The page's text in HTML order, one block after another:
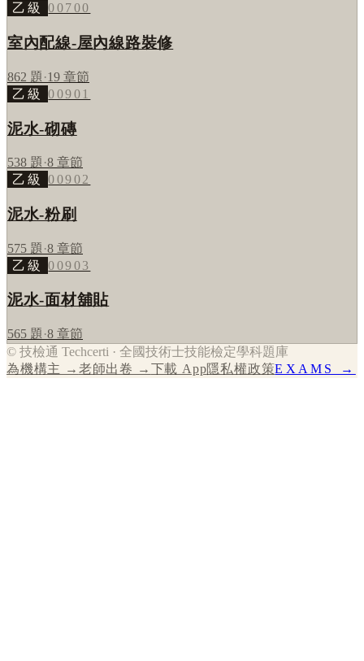
乙級
00700
室內配線-屋內線路裝修
862 題 ·19 章節
乙級
00901
泥水-砌磚
538 題 ·8 章節
乙級
00902
泥水-粉刷
575 題 ·8 章節
乙級
00903
泥水-面材舖貼
565 題 ·8 章節
© 技檢通 Techcerti · 全國技術士技能檢定學科題庫
為機構主 → 老師出卷 → 下載 App隱私權政策EXAMS →